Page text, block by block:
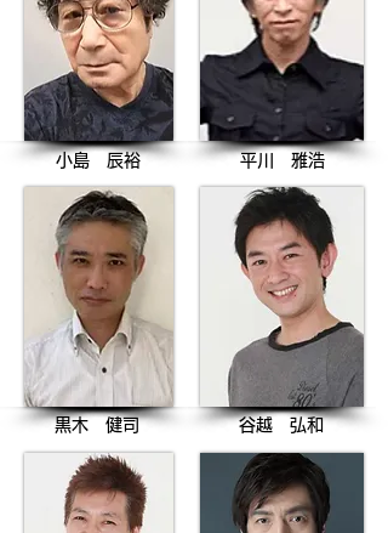
小島 辰裕
黒木 健司
​平川 雅浩
谷越 弘和